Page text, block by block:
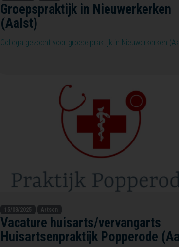
Groepspraktijk in Nieuwerkerken
(Aalst)
Collega gezocht voor groepspraktijk in Nieuwerkerken
15/03/2025 Artsen
Vacature huisarts/vervangarts
Huisartsenpraktijk Popperode